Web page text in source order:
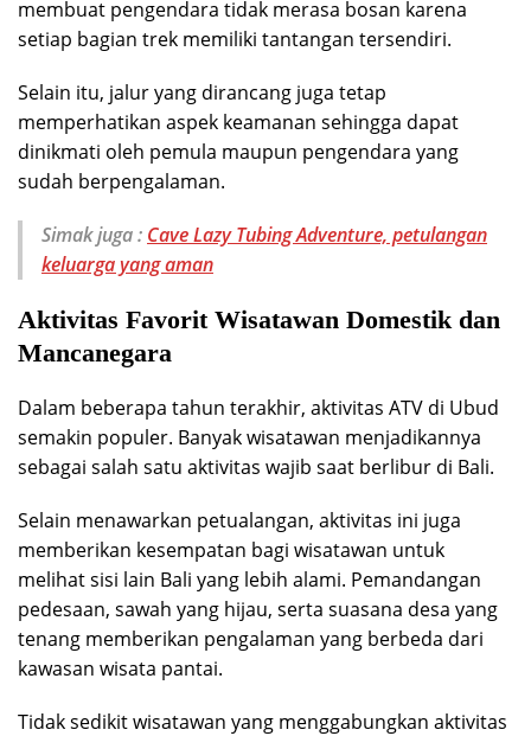
membuat pengendara tidak merasa bosan karena
setiap bagian trek memiliki tantangan tersendiri.
Selain itu, jalur yang dirancang juga tetap
memperhatikan aspek keamanan sehingga dapat
dinikmati oleh pemula maupun pengendara yang
sudah berpengalaman.
Simak juga : Cave Lazy Tubing Adventure, petulangan
keluarga yang aman
Aktivitas Favorit Wisatawan Domestik dan
Mancanegara
Dalam beberapa tahun terakhir, aktivitas ATV di Ubud
semakin populer. Banyak wisatawan menjadikannya
sebagai salah satu aktivitas wajib saat berlibur di Bali.
Selain menawarkan petualangan, aktivitas ini juga
memberikan kesempatan bagi wisatawan untuk
melihat sisi lain Bali yang lebih alami. Pemandangan
pedesaan, sawah yang hijau, serta suasana desa yang
tenang memberikan pengalaman yang berbeda dari
kawasan wisata pantai.
Tidak sedikit wisatawan yang menggabungkan aktivitas